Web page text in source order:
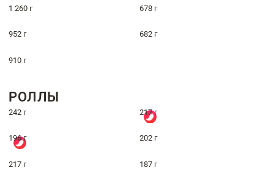
1 260 г 678 г
952 г 682 г
910 г
РОЛЛЫ
242 г 217 г
196 г 202 г
217 г 187 г